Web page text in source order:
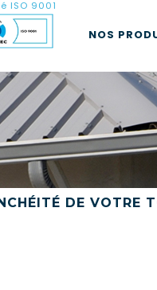
ISO 9001
NOS
DE VOTRE